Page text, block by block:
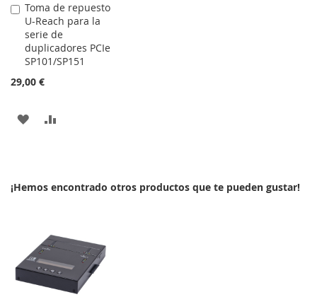
Toma de repuesto
U-Reach para la
serie de
duplicadores PCIe
SP101/SP151
29,00 €
Añadir
al
carrito
AÑADIR
LISTA
DESEOS
¡Hemos encontrado otros productos que te pueden gustar!